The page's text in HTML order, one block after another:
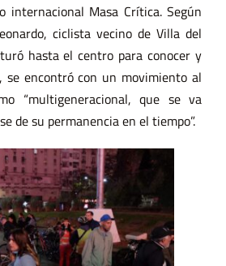
internacional Masa Crítica. Según
ciclista vecino de Villa del
hasta el centro para conocer y
encontró con un movimiento al
“multigeneracional, que se va
de su permanencia en el tiempo”.